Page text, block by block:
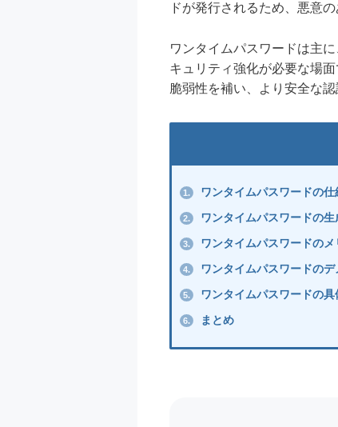
ドが発行されるため、悪意
ワンタイムパスワードは主
キュリティ強化が必要な場
脆弱性を補い、より安全な認
1. ワンタイムパスワードの
2. ワンタイムパスワードの生
3. ワンタイムパスワードのメ
4. ワンタイムパスワードのデ
5. ワンタイムパスワードの
6. まとめ